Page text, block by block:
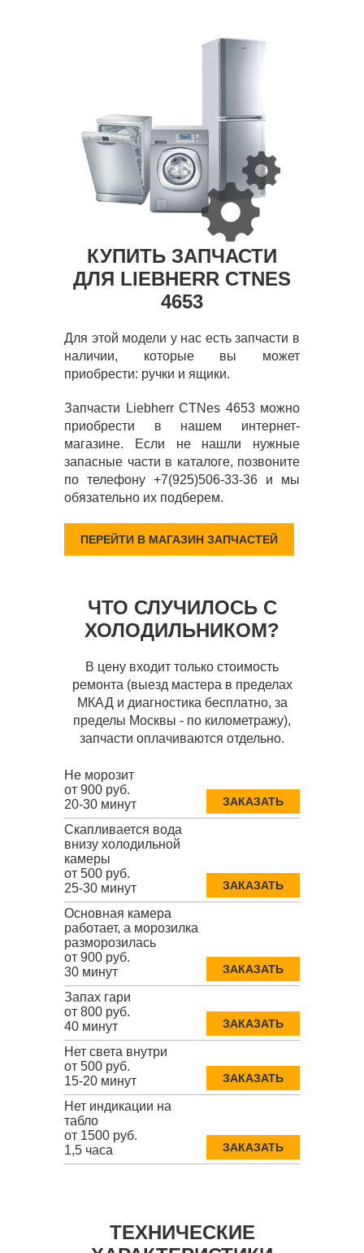
КУПИТЬ ЗАПЧАСТИ
ДЛЯ LIEBHERR CTNES
4653
Для этой модели у нас есть запчасти в
наличии, которые вы может
приобрести: ручки и ящики.
Запчасти Liebherr CTNes 4653 можно
приобрести в нашем интернет-
магазине. Если не нашли нужные
запасные части в каталоге, позвоните
по телефону +7(925)506-33-36 и мы
обязательно их подберем.
ПЕРЕЙТИ В МАГАЗИН ЗАПЧАСТЕЙ
ЧТО СЛУЧИЛОСЬ С
ХОЛОДИЛЬНИКОМ?
В цену входит только стоимость
ремонта (выезд мастера в пределах
МКАД и диагностика бесплатно, за
пределы Москвы - по километражу),
запчасти оплачиваются отдельно.
Не морозит
от 900 руб.
20-30 минут
ЗАКАЗАТЬ
Скапливается вода
внизу холодильной
камеры
от 500 руб.
25-30 минут
ЗАКАЗАТЬ
Основная камера
работает, а морозилка
разморозилась
от 900 руб.
30 минут
ЗАКАЗАТЬ
Запах гари
от 800 руб.
40 минут
ЗАКАЗАТЬ
Нет света внутри
от 500 руб.
15-20 минут
ЗАКАЗАТЬ
Нет индикации на
табло
от 1500 руб.
1,5 часа
ЗАКАЗАТЬ
ТЕХНИЧЕСКИЕ